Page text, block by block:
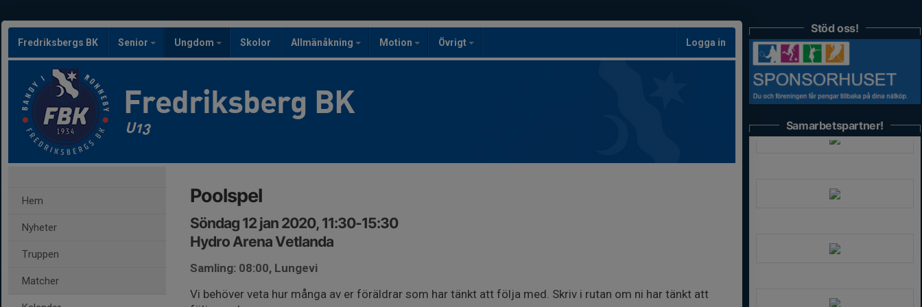
Fredriksbergs BK Senior Ungdom Skolor Allmänåkning Motion Övrigt Logga in
Fredriksberg BK
U13
Hem
Nyheter
Truppen
Matcher
Poolspel
Söndag 12 jan 2020, 11:30-15:30
Hydro Arena Vetlanda
Samling: 08:00, Lungevi
Vi behöver veta hur många av er föräldrar som har tänkt att följa med. Skriv i rutan om ni har tänkt att
Stöd oss!
Samarbetspartner!